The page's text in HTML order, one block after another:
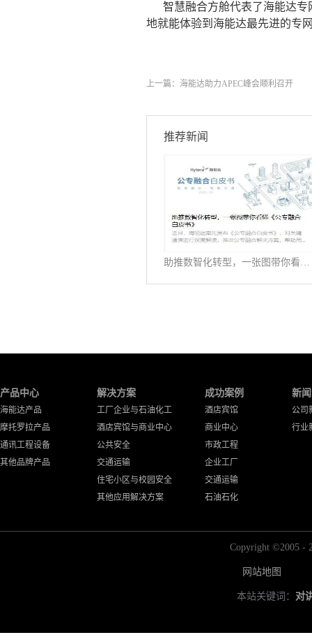
智慧融合方舱代表了海能达
地就能体验到海能达最先进的专
上一篇： 海能达助力APEC峰会顺利召开
推荐新闻
助推数智化转型，一张图带你看懂《公专融合白皮书》
产品中心
海能达产品
摩托罗拉产品
通讯工程设备
其他品牌产品
解决方案
工厂企业与石油化工
酒店宾馆与商业中心
公共安全
交通运输
住宅小区与校园安全
其他应用解决方案
成功案例
酒店宾馆
商业中心
市政工程
企业工厂
交通运输
石油石化
新
公司
行业
Copyright ©2005 -
网站地图
本站关键词： 对